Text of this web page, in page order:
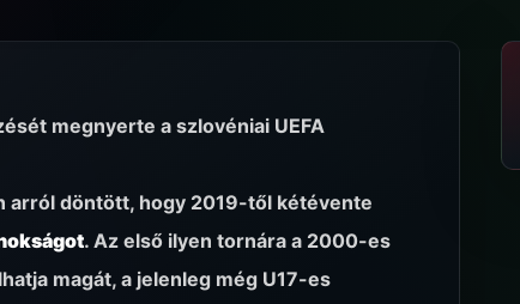
megnyerte a szlovéniai UEFA
arról döntött, hogy 2019-től kétévente
. Az első ilyen tornára a 2000-es
magát, a jelenleg még U17-es